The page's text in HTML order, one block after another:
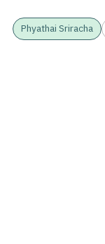
Phyathai Sriracha